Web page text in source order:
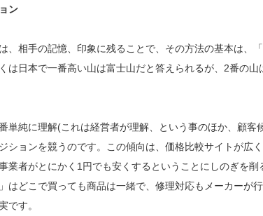
ン
、相手の記憶、印象に残ることで、その方法の基本は、
は日本で一番高い山は富士山だと答えられるが、2番の
単純に理解(これは経営者が理解、という事のほか、顧客
ションを競うのです。この傾向は、価格比較サイトが広
業者がとにかく1円でも安くするということにしのぎを
はどこで買っても商品は一緒で、修理対応もメーカーが
です。